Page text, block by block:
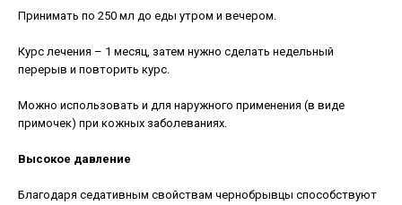
Принимать по 250 мл до еды утром и вечером.
Курс лечения – 1 месяц, затем нужно сделать недельный
перерыв и повторить курс.
Можно использовать и для наружного применения (в виде
примочек) при кожных заболеваниях.
Высокое давление
Благодаря седативным свойствам чернобрывцы способствуют